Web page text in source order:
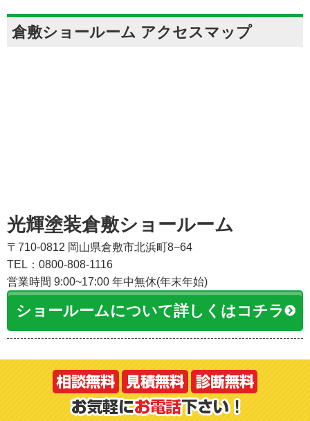
倉敷ショールーム アクセスマップ
光輝塗装倉敷ショールーム
〒710-0812 岡山県倉敷市北浜町8−64
TEL：0800-808-1116
営業時間 9:00~17:00 年中無休(年末年始)
ショールームについて詳しくはコチラ